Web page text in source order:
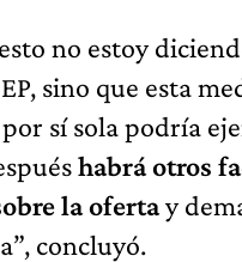
no estoy
sino que esta
sí sola podría
habrá otros
la ofertay
concluyó.